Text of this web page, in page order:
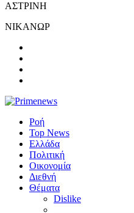
ΑΣΤΡΙΝΗ
ΝΙΚΑΝΩΡ
Ροή
Top News
Ελλάδα
Πολιτική
Οικονομία
Διεθνή
Θέματα
Dislike